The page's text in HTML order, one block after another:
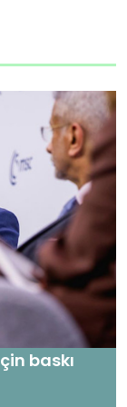
baskı